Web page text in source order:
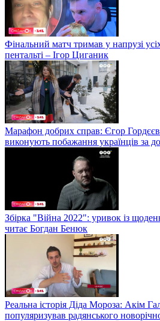
Фінальний матч тримав у напрузі
пентальті – Ігор Циганик
Марафон добрих справ: Єгор
виконують побажання українців за
Збірка "Війна 2022": уривок із
читає Богдан Бенюк
Реальна історія Діда Мороза: Акім
популяризував радянського